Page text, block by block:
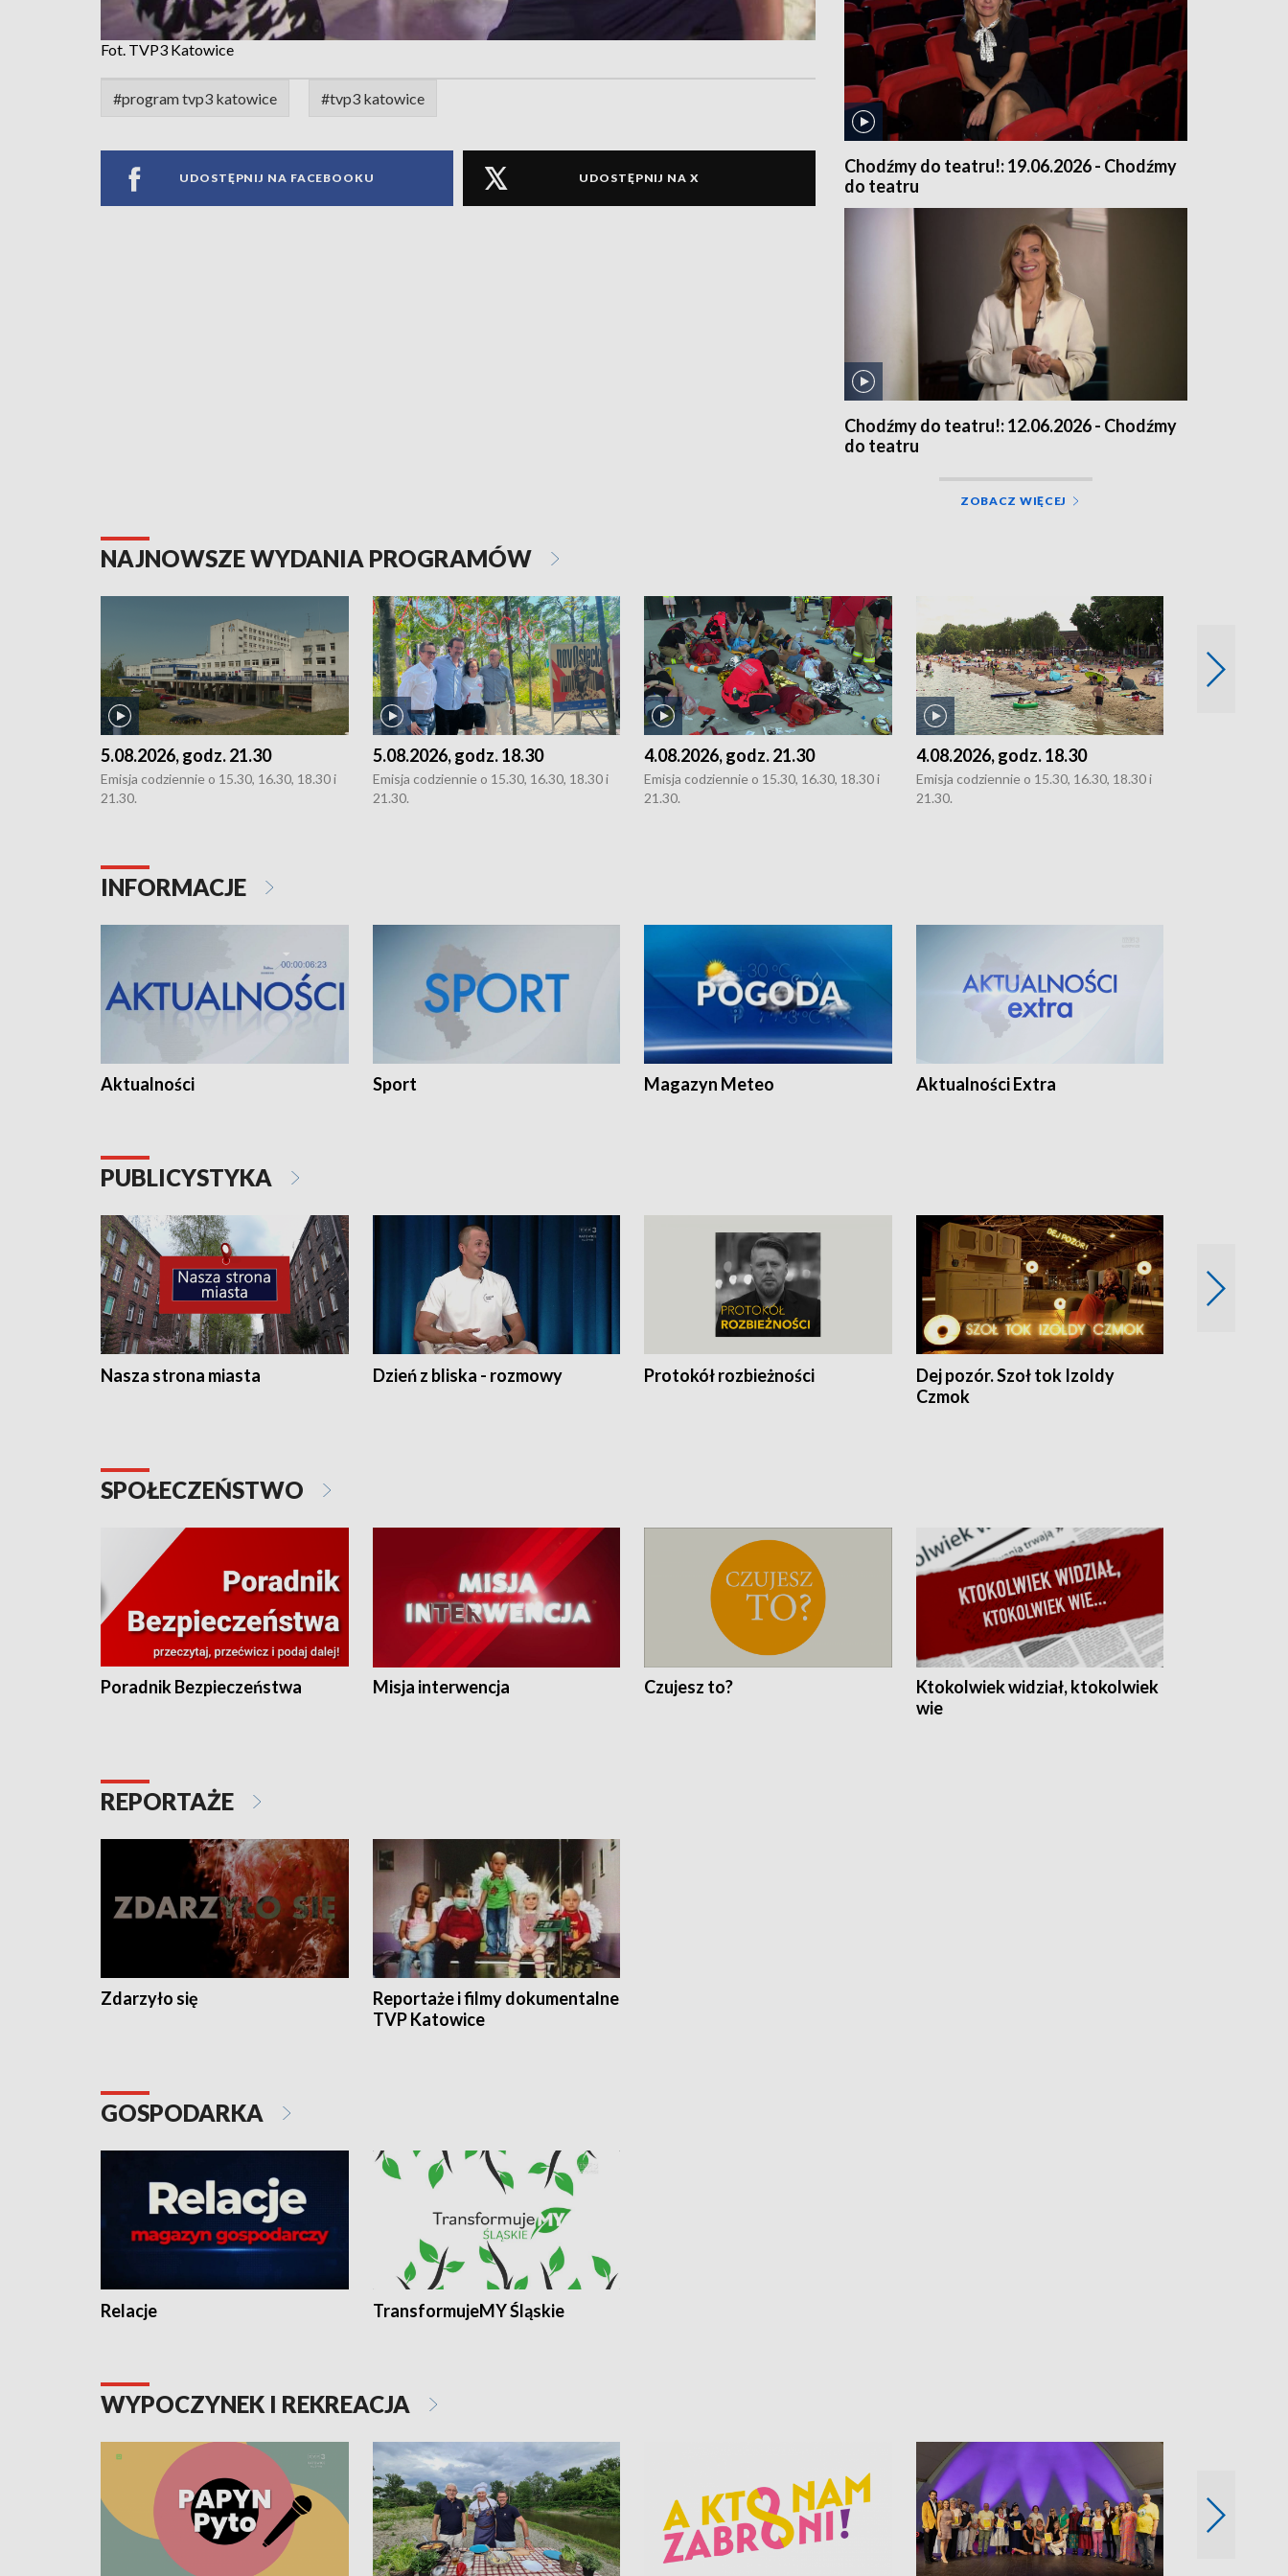
Fot. TVP3 Katowice
#program tvp3 katowice #tvp3 katowice
UDOSTĘPNIJ NA FACEBOOKU UDOSTĘPNIJ NA X
Chodźmy do teatru!: 19.06.2026 - Chodźmy
do teatru
Chodźmy do teatru!: 12.06.2026 - Chodźmy
do teatru
ZOBACZ WIĘCEJ
NAJNOWSZE WYDANIA PROGRAMÓW
5.08.2026, godz. 21.30
Emisja codziennie o 15.30, 16.30, 18.30 i
21.30.
5.08.2026, godz. 18.30
Emisja codziennie o 15.30, 16.30, 18.30 i
21.30.
4.08.2026, godz. 21.30
Emisja codziennie o 15.30, 16.30, 18.30 i
21.30.
4.08.2026, godz. 18.30
Emisja codziennie o 15.30, 16.30, 18.30 i
21.30.
INFORMACJE
Aktualności Sport Magazyn Meteo Aktualności Extra
PUBLICYSTYKA
Nasza strona miasta Dzień z bliska - rozmowy Protokół rozbieżności
Dej pozór. Szoł tok Izoldy
Czmok
SPOŁECZEŃSTWO
Poradnik Bezpieczeństwa Misja interwencja Czujesz to?
Ktokolwiek widział, ktokolwiek
wie
REPORTAŻE
Zdarzyło się
Reportaże i filmy dokumentalne
TVP Katowice
GOSPODARKA
Relacje TransformujeMY Śląskie
WYPOCZYNEK I REKREACJA